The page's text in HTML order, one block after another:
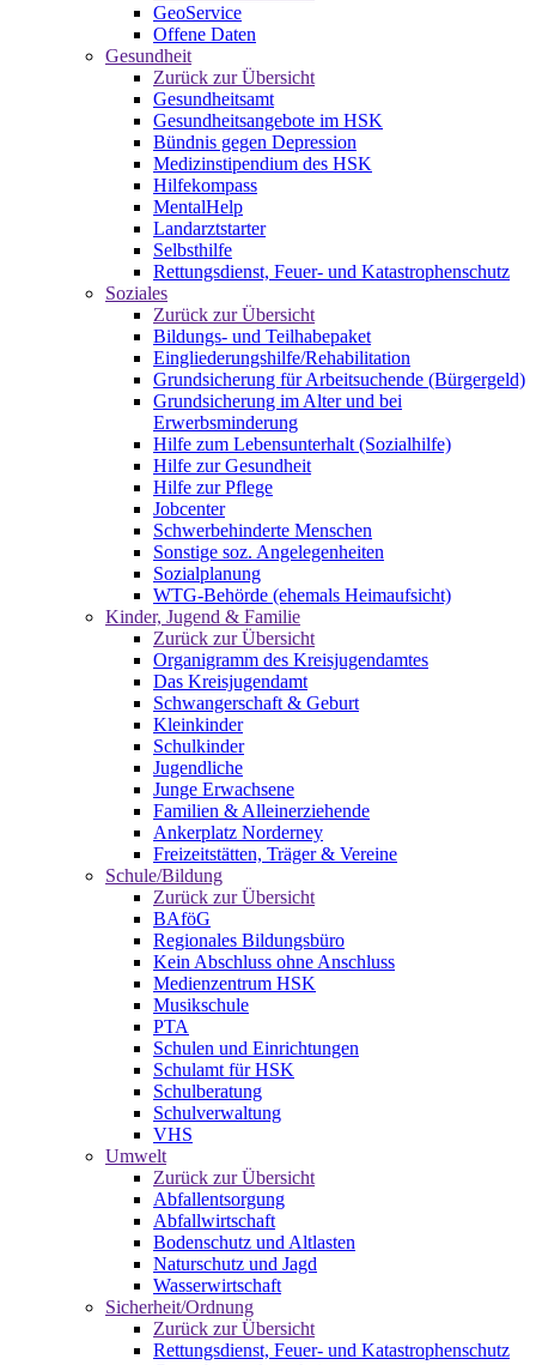
GeoService
Offene Daten
Gesundheit
Zurück zur Übersicht
Gesundheitsamt
Gesundheitsangebote im HSK
Bündnis gegen Depression
Medizinstipendium des HSK
Hilfekompass
MentalHelp
Landarztstarter
Selbsthilfe
Rettungsdienst, Feuer- und Katastrophenschutz
Soziales
Zurück zur Übersicht
Bildungs- und Teilhabepaket
Eingliederungshilfe/Rehabilitation
Grundsicherung für Arbeitsuchende (Bürgergeld)
Grundsicherung im Alter und bei
Erwerbsminderung
Hilfe zum Lebensunterhalt (Sozialhilfe)
Hilfe zur Gesundheit
Hilfe zur Pflege
Jobcenter
Schwerbehinderte Menschen
Sonstige soz. Angelegenheiten
Sozialplanung
WTG-Behörde (ehemals Heimaufsicht)
Kinder, Jugend & Familie
Zurück zur Übersicht
Organigramm des Kreisjugendamtes
Das Kreisjugendamt
Schwangerschaft & Geburt
Kleinkinder
Schulkinder
Jugendliche
Junge Erwachsene
Familien & Alleinerziehende
Ankerplatz Norderney
Freizeitstätten, Träger & Vereine
Schule/Bildung
Zurück zur Übersicht
BAföG
Regionales Bildungsbüro
Kein Abschluss ohne Anschluss
Medienzentrum HSK
Musikschule
PTA
Schulen und Einrichtungen
Schulamt für HSK
Schulberatung
Schulverwaltung
VHS
Umwelt
Zurück zur Übersicht
Abfallentsorgung
Abfallwirtschaft
Bodenschutz und Altlasten
Naturschutz und Jagd
Wasserwirtschaft
Sicherheit/Ordnung
Zurück zur Übersicht
Rettungsdienst, Feuer- und Katastrophenschutz